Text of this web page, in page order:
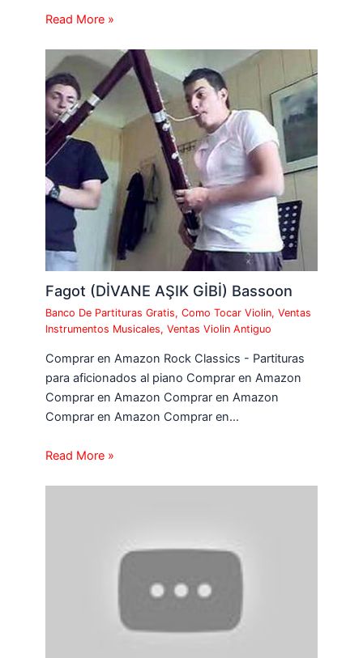
Read More »
Fagot (DİVANE AŞIK GİBİ) Bassoon
Banco De Partituras Gratis,Como Tocar Violin,Ventas
Instrumentos Musicales,Ventas Violin Antiguo
Comprar en Amazon Rock Classics - Partituras
para aficionados al piano Comprar en Amazon
Comprar en Amazon Comprar en Amazon
Comprar en Amazon Comprar en…
Read More »